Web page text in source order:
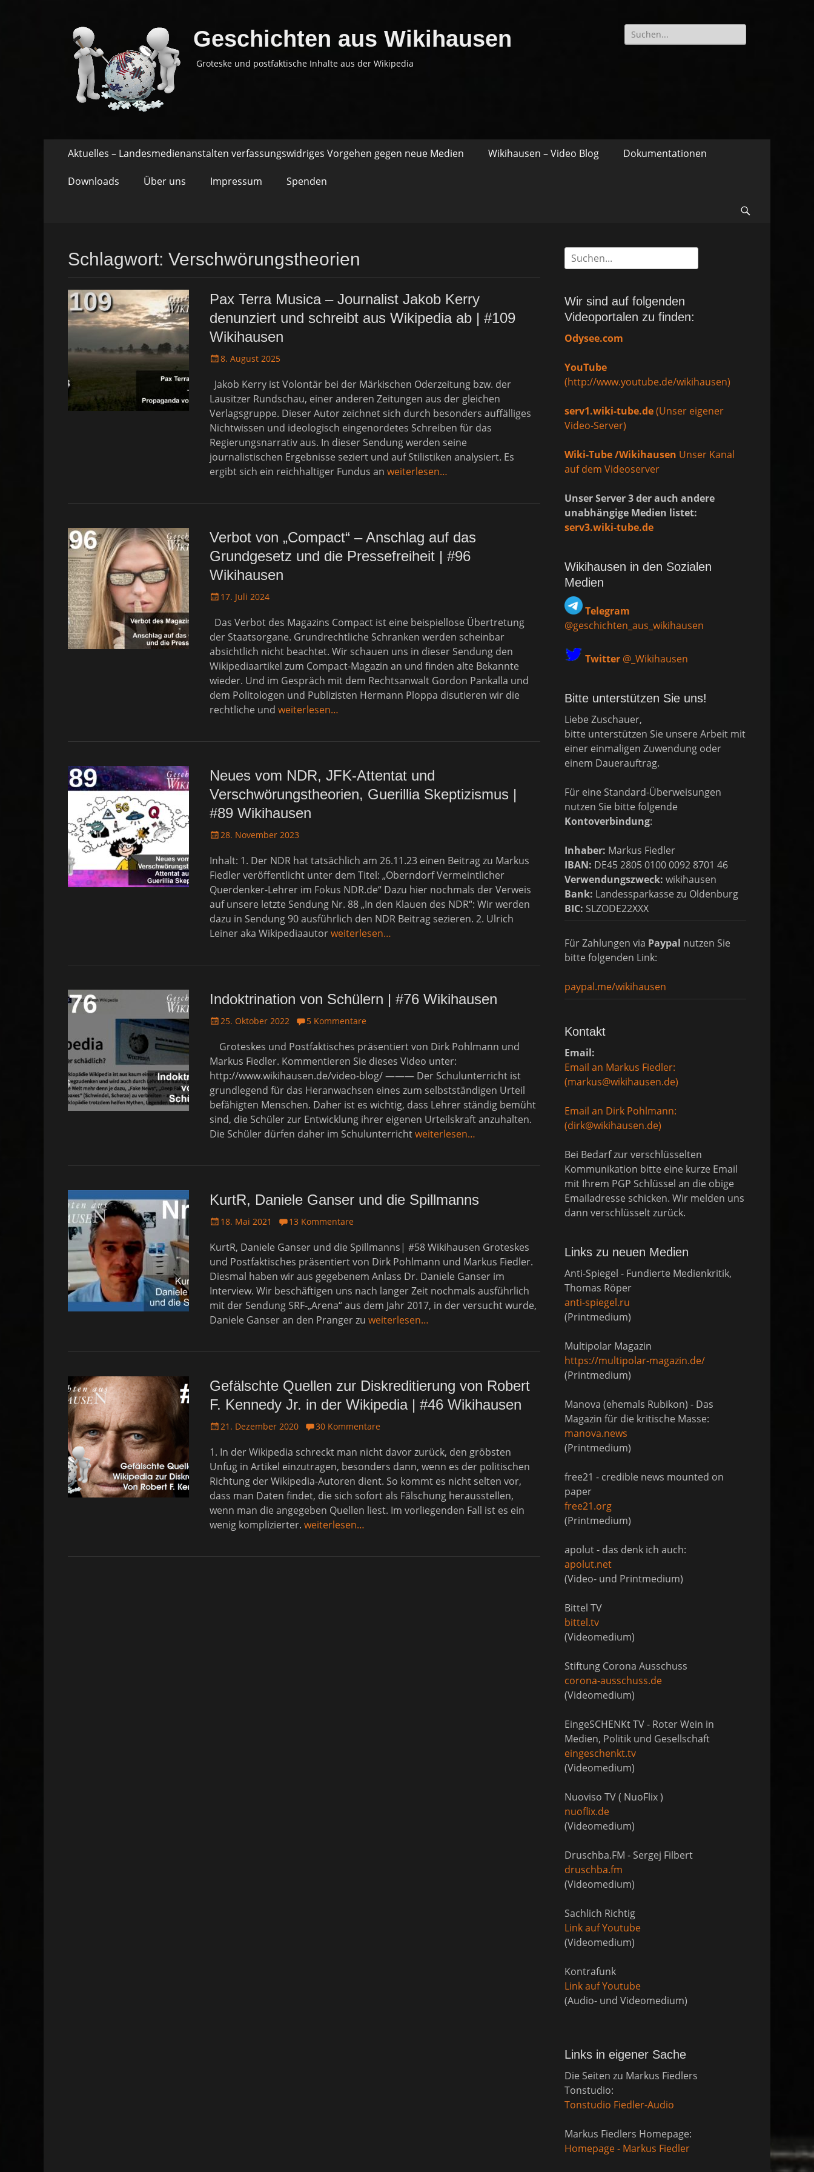
Geschichten aus Wikihausen
Groteske und postfaktische Inhalte aus der Wikipedia
Suche
nach:
Primäres
Springe
zum
Inhalt
Aktuelles – Landesmedienanstalten verfassungswidriges Vorgehen gegen neue Medien Wikihausen – Video Blog Dokumentationen
Downloads Über uns Impressum Spenden
Schlagwort: Verschwörungstheorien
Pax Terra Musica – Journalist Jakob Kerry
denunziert und schreibt aus Wikipedia ab | #109
Wikihausen
P
t
e
d
o
n
8. August 2025
Jakob Kerry ist Volontär bei der Märkischen Oderzeitung bzw. der
Lausitzer Rundschau, einer anderen Zeitungen aus der gleichen
Verlagsgruppe. Dieser Autor zeichnet sich durch besonders auffälliges
Nichtwissen und ideologisch eingenordetes Schreiben für das
Regierungsnarrativ aus. In dieser Sendung werden seine
journalistischen Ergebnisse seziert und auf Stilistiken analysiert. Es
ergibt sich ein reichhaltiger Fundus an weiterlesen…
Verbot von „Compact“ – Anschlag auf das
Grundgesetz und die Pressefreiheit | #96
Wikihausen
P
t
e
d
o
n
17. Juli 2024
Das Verbot des Magazins Compact ist eine beispiellose Übertretung
der Staatsorgane. Grundrechtliche Schranken werden scheinbar
absichtlich nicht beachtet. Wir schauen uns in dieser Sendung den
Wikipediaartikel zum Compact-Magazin an und finden alte Bekannte
wieder. Und im Gespräch mit dem Rechtsanwalt Gordon Pankalla und
dem Politologen und Publizisten Hermann Ploppa disutieren wir die
rechtliche und weiterlesen…
Neues vom NDR, JFK-Attentat und
Verschwörungstheorien, Guerillia Skeptizismus |
#89 Wikihausen
P
s
t
e
d
o
n
28. November 2023
Inhalt: 1. Der NDR hat tatsächlich am 26.11.23 einen Beitrag zu Markus
Fiedler veröffentlicht unter dem Titel: „Oberndorf Vermeintlicher
Querdenker-Lehrer im Fokus NDR.de“ Dazu hier nochmals der Verweis
auf unsere letzte Sendung Nr. 88 „In den Klauen des NDR“: Wir werden
dazu in Sendung 90 ausführlich den NDR Beitrag sezieren. 2. Ulrich
Leiner aka Wikipediaautorweiterlesen…
Indoktrination von Schülern | #76 Wikihausen
P
t
e
o
n
25. Oktober 2022 5 Kommentare
Groteskes und Postfaktisches präsentiert von Dirk Pohlmann und
Markus Fiedler. Kommentieren Sie dieses Video unter:
http://www.wikihausen.de/video-blog/ ——— Der Schulunterricht ist
grundlegend für das Heranwachsen eines zum selbstständigen Urteil
befähigten Menschen. Daher ist es wichtig, dass Lehrer ständig bemüht
sind, die Schüler zur Entwicklung ihrer eigenen Urteilskraft anzuhalten.
Die Schüler dürfen daher im Schulunterrichtweiterlesen…
KurtR, Daniele Ganser und die Spillmanns
P
s
t
e
d
o
n
18. Mai 2021 13 Kommentare
KurtR, Daniele Ganser und die Spillmanns| #58 Wikihausen Groteskes
und Postfaktisches präsentiert von Dirk Pohlmann und Markus Fiedler.
Diesmal haben wir aus gegebenem Anlass Dr. Daniele Ganser im
Interview. Wir beschäftigen uns nach langer Zeit nochmals ausführlich
mit der Sendung SRF-„Arena“ aus dem Jahr 2017, in der versucht wurde,
Daniele Ganser an den Pranger zu weiterlesen…
Gefälschte Quellen zur Diskreditierung von Robert
F. Kennedy Jr. in der Wikipedia | #46 Wikihausen
P
s
t
e
d
o
n
21. Dezember 2020 30 Kommentare
1. In der Wikipedia schreckt man nicht davor zurück, den gröbsten
Unfug in Artikel einzutragen, besonders dann, wenn es der politischen
Richtung der Wikipedia-Autoren dient. So kommt es nicht selten vor,
dass man Daten findet, die sich sofort als Fälschung herausstellen,
wenn man die angegeben Quellen liest. Im vorliegenden Fall ist es ein
wenig komplizierter. weiterlesen…
Suche
nach:
Wir sind auf folgenden
Videoportalen zu finden:
Odysee.com
YouTube
(http://www.youtube.de/wikihausen)
serv1.wiki-tube.de(Unser eigener
Video-Server)
Wiki-Tube /Wikihausen Unser Kanal
auf dem Videoserver
Unser Server 3 der auch andere
unabhängige Medien listet:
serv3.wiki-tube.de
Wikihausen in den Sozialen
Medien
Telegram
@geschichten_aus_wikihausen
Twitter @_Wikihausen
Bitte unterstützen Sie uns!
Liebe Zuschauer,
bitte unterstützen Sie unsere Arbeit mit
einer einmaligen Zuwendung oder
einem Dauerauftrag.
Für eine Standard-Überweisungen
nutzen Sie bitte folgende
Kontoverbindung:
Inhaber: Markus Fiedler
IBAN: DE45 2805 0100 0092 8701 46
Verwendungszweck: wikihausen
Bank: Landessparkasse zu Oldenburg
BIC: SLZODE22XXX
Für Zahlungen via Paypal nutzen Sie
bitte folgenden Link:
paypal.me/wikihausen
Kontakt
Email:
Email an Markus Fiedler:
(markus@wikihausen.de)
Email an Dirk Pohlmann:
(dirk@wikihausen.de)
Bei Bedarf zur verschlüsselten
Kommunikation bitte eine kurze Email
mit Ihrem PGP Schlüssel an die obige
Emailadresse schicken. Wir melden uns
dann verschlüsselt zurück.
Links zu neuen Medien
Anti-Spiegel - Fundierte Medienkritik,
Thomas Röper
anti-spiegel.ru
(Printmedium)
Multipolar Magazin
https://multipolar-magazin.de/
(Printmedium)
Manova (ehemals Rubikon) - Das
Magazin für die kritische Masse:
manova.news
(Printmedium)
free21 - credible news mounted on
paper
free21.org
(Printmedium)
apolut - das denk ich auch:
apolut.net
(Video- und Printmedium)
Bittel TV
bittel.tv
(Videomedium)
Stiftung Corona Ausschuss
corona-ausschuss.de
(Videomedium)
EingeSCHENKt TV - Roter Wein in
Medien, Politik und Gesellschaft
eingeschenkt.tv
(Videomedium)
Nuoviso TV ( NuoFlix )
nuoflix.de
(Videomedium)
Druschba.FM - Sergej Filbert
druschba.fm
(Videomedium)
Sachlich Richtig
Link auf Youtube
(Videomedium)
Kontrafunk
Link auf Youtube
(Audio- und Videomedium)
Links in eigener Sache
Die Seiten zu Markus Fiedlers
Tonstudio:
Tonstudio Fiedler-Audio
Markus Fiedlers Homepage:
Homepage - Markus Fiedler